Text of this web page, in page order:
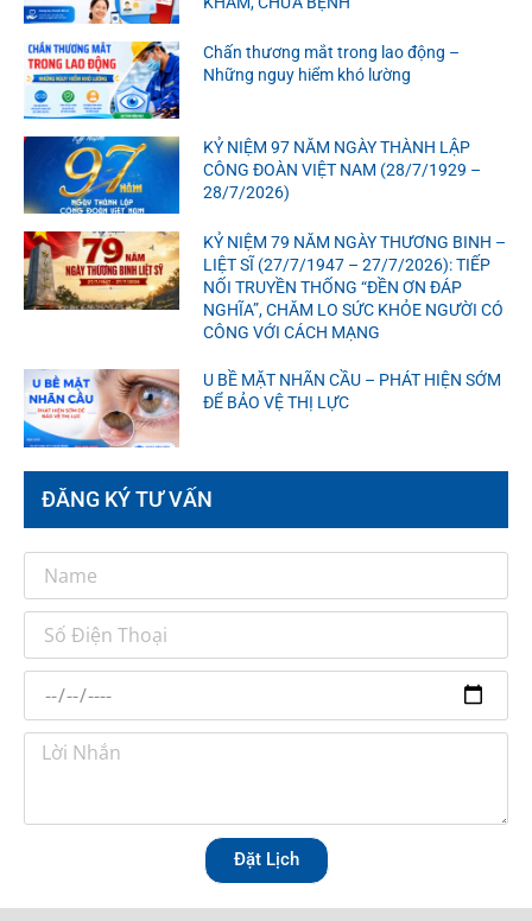
Chấn thương mắt trong lao động –
Những nguy hiểm khó lường
KỶ NIỆM 97 NĂM NGÀY THÀNH LẬP
CÔNG ĐOÀN VIỆT NAM (28/7/1929 –
28/7/2026)
KỶ NIỆM 79 NĂM NGÀY THƯƠNG BINH –
LIỆT SĨ (27/7/1947 – 27/7/2026): TIẾP
NỐI TRUYỀN THỐNG “ĐỀN ƠN ĐÁP
NGHĨA”, CHĂM LO SỨC KHỎE NGƯỜI CÓ
CÔNG VỚI CÁCH MẠNG
U BỀ MẶT NHÃN CẦU – PHÁT HIỆN SỚM
ĐỂ BẢO VỆ THỊ LỰC
ĐĂNG KÝ TƯ VẤN
Đặt Lịch